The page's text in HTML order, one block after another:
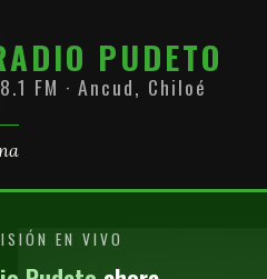
PUDETO
FM · Ancud, Chiloé
EN VIVO